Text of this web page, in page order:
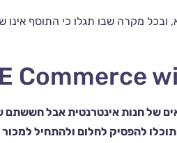
E Commerce
של חנות אינטרנטית אבל חששתם
להפסיק לחלום ולהתחיל למכור